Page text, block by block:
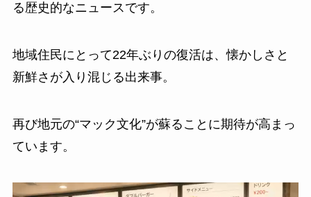
る歴史的なニュースです。
地域住民にとって22年ぶりの復活は、懐かしさと
新鮮さが入り混じる出来事。
再び地元の“マック文化”が蘇ることに期待が高まっ
ています。